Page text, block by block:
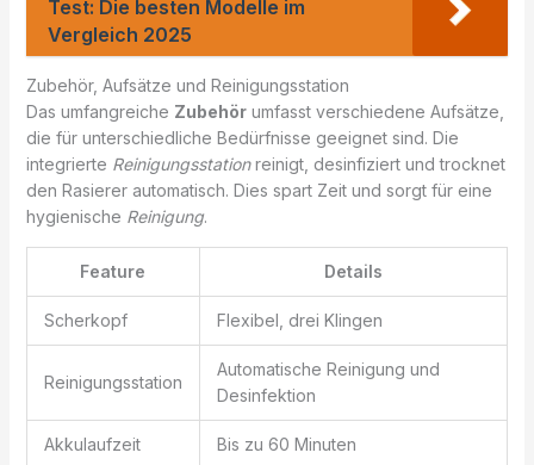
Test: Die besten Modelle im
Vergleich 2025
Zubehör, Aufsätze und Reinigungsstation
Das umfangreiche Zubehörumfasst verschiedene Aufsätze,
die für unterschiedliche Bedürfnisse geeignet sind. Die
integrierte Reinigungsstationreinigt, desinfiziert und trocknet
den Rasierer automatisch. Dies spart Zeit und sorgt für eine
hygienische Reinigung.
Feature Details
Scherkopf Flexibel, drei Klingen
Reinigungsstation
Automatische Reinigung und
Desinfektion
Akkulaufzeit Bis zu 60 Minuten